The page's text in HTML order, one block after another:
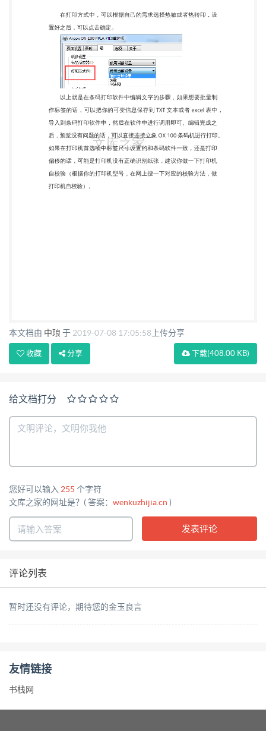
本文档由 中琅 于 2019-07-08 17:05:58 上传分享
下载(408.00 KB)
收藏 分享
给文档打分
您好可以输入 255 个字符
文库之家的网址是？( 答案： wenkuzhijia.cn )
评论列表
暂时还没有评论，期待您的金玉良言
友情链接
书栈网